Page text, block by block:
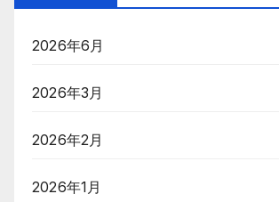
2026年6月
2026年3月
2026年2月
2026年1月